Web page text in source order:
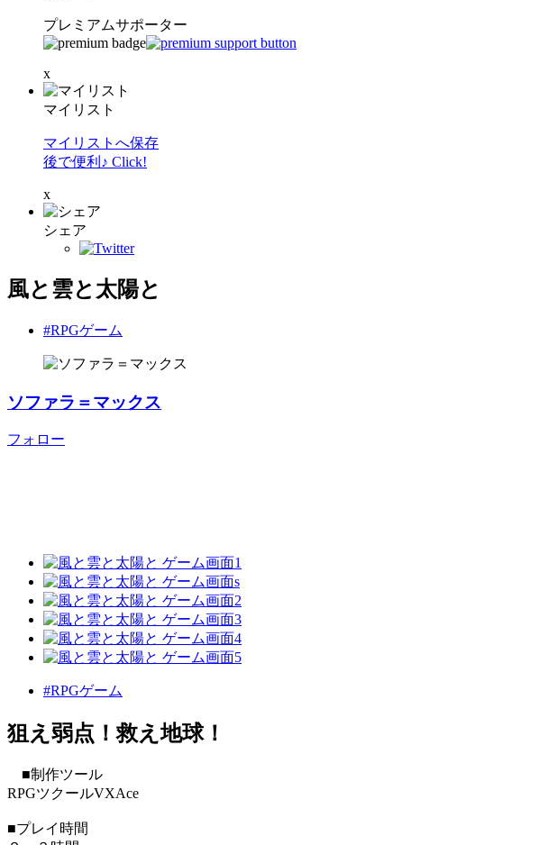
プレミアムサポーター
x
マイリスト
マイリストへ保存
後で便利♪ Click!
x
シェア
風と雲と太陽と
#RPGゲーム
ソファラ＝マックス
フォロー
#RPGゲーム
狙え弱点！救え地球！
■制作ツール
RPGツクールVXAce
■プレイ時間